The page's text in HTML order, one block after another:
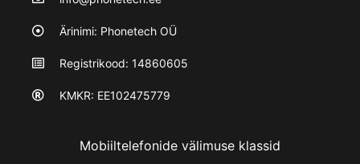
Ärinimi: Phonetech OÜ
Registrikood: 14860605
KMKR: EE102475779
Mobiiltelefonide välimuse klassid